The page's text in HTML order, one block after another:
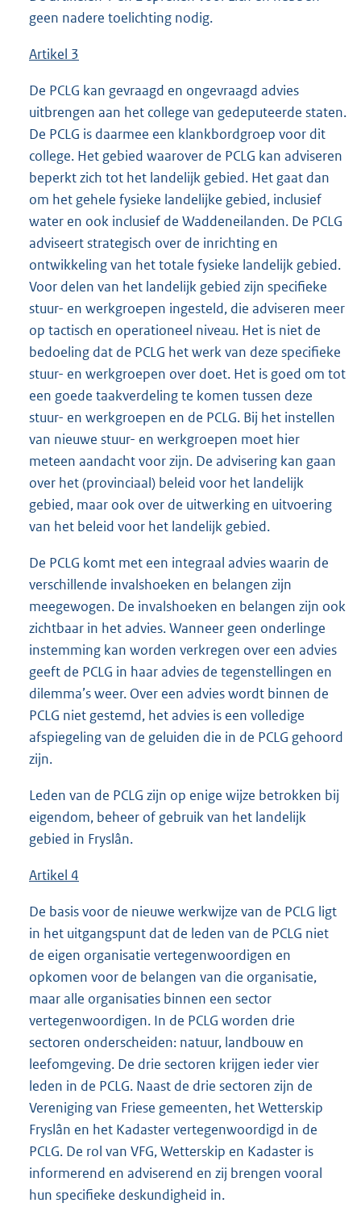
geen nadere toelichting nodig.
Artikel 3
De PCLG kan gevraagd en ongevraagd advies
uitbrengen aan het college van gedeputeerde staten.
De PCLG is daarmee een klankbordgroep voor dit
college. Het gebied waarover de PCLG kan adviseren
beperkt zich tot het landelijk gebied. Het gaat dan
om het gehele fysieke landelijke gebied, inclusief
water en ook inclusief de Waddeneilanden. De PCLG
adviseert strategisch over de inrichting en
ontwikkeling van het totale fysieke landelijk gebied.
Voor delen van het landelijk gebied zijn specifieke
stuur- en werkgroepen ingesteld, die adviseren meer
op tactisch en operationeel niveau. Het is niet de
bedoeling dat de PCLG het werk van deze specifieke
stuur- en werkgroepen over doet. Het is goed om tot
een goede taakverdeling te komen tussen deze
stuur- en werkgroepen en de PCLG. Bij het instellen
van nieuwe stuur- en werkgroepen moet hier
meteen aandacht voor zijn. De advisering kan gaan
over het (provinciaal) beleid voor het landelijk
gebied, maar ook over de uitwerking en uitvoering
van het beleid voor het landelijk gebied.
De PCLG komt met een integraal advies waarin de
verschillende invalshoeken en belangen zijn
meegewogen. De invalshoeken en belangen zijn ook
zichtbaar in het advies. Wanneer geen onderlinge
instemming kan worden verkregen over een advies
geeft de PCLG in haar advies de tegenstellingen en
dilemma’s weer. Over een advies wordt binnen de
PCLG niet gestemd, het advies is een volledige
afspiegeling van de geluiden die in de PCLG gehoord
zijn.
Leden van de PCLG zijn op enige wijze betrokken bij
eigendom, beheer of gebruik van het landelijk
gebied in Fryslân.
Artikel 4
De basis voor de nieuwe werkwijze van de PCLG ligt
in het uitgangspunt dat de leden van de PCLG niet
de eigen organisatie vertegenwoordigen en
opkomen voor de belangen van die organisatie,
maar alle organisaties binnen een sector
vertegenwoordigen. In de PCLG worden drie
sectoren onderscheiden: natuur, landbouw en
leefomgeving. De drie sectoren krijgen ieder vier
leden in de PCLG. Naast de drie sectoren zijn de
Vereniging van Friese gemeenten, het Wetterskip
Fryslân en het Kadaster vertegenwoordigd in de
PCLG. De rol van VFG, Wetterskip en Kadaster is
informerend en adviserend en zij brengen vooral
hun specifieke deskundigheid in.